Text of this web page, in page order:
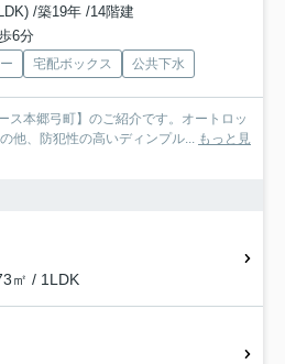
/築19年 /14階建
6分
宅配ボックス 公共下水
ス本郷弓町】のご紹介です。オートロッ
他、防犯性の高いディンプル...
もっと見
㎡ / 1LDK